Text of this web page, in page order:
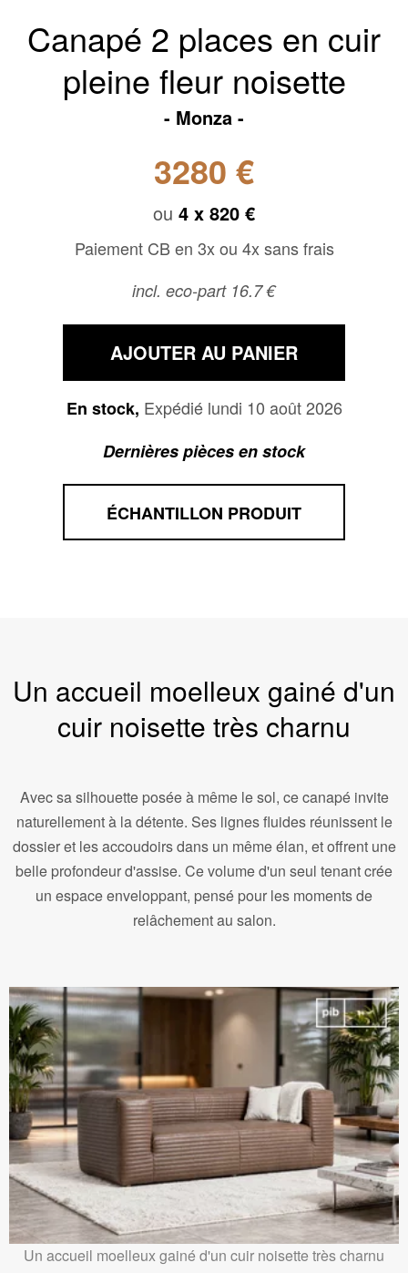
Canapé 2 places en cuir
pleine fleur noisette
Monza
3280 €
ou 4 x 820 €
Paiement CB en 3x ou 4x sans frais
incl. eco-part 16.7 €
AJOUTER AU PANIER
En stock, Expédié lundi 10 août 2026
Dernières pièces en stock
ÉCHANTILLON PRODUIT
Un accueil moelleux gainé d'un
cuir noisette très charnu
Avec sa silhouette posée à même le sol, ce canapé invite
naturellement à la détente. Ses lignes fluides réunissent le
dossier et les accoudoirs dans un même élan, et offrent une
belle profondeur d'assise. Ce volume d'un seul tenant crée
un espace enveloppant, pensé pour les moments de
relâchement au salon.
Un accueil moelleux gainé d'un cuir noisette très charnu